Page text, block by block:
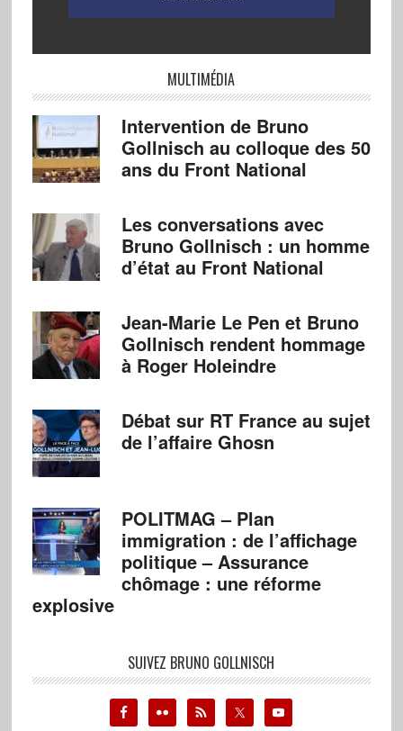
MULTIMÉDIA
Intervention de Bruno
Gollnisch au colloque des 50
ans du Front National
Les conversations avec
Bruno Gollnisch : un homme
d’état au Front National
Jean-Marie Le Pen et Bruno
Gollnisch rendent hommage
à Roger Holeindre
Débat sur RT France au sujet
de l’affaire Ghosn
POLITMAG – Plan
immigration : de l’affichage
politique – Assurance
chômage : une réforme
explosive
SUIVEZ BRUNO GOLLNISCH